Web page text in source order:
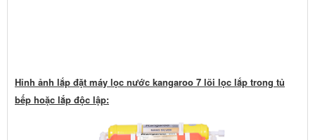
Hỉnh ảnh lắp đặt máy lọc nước kangaroo 7 lõi lọc lắp trong tủ
bếp hoặc lắp độc lập: